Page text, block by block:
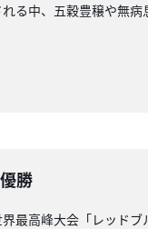
る中、五穀豊穣や無病
勝
最高峰大会「レッド